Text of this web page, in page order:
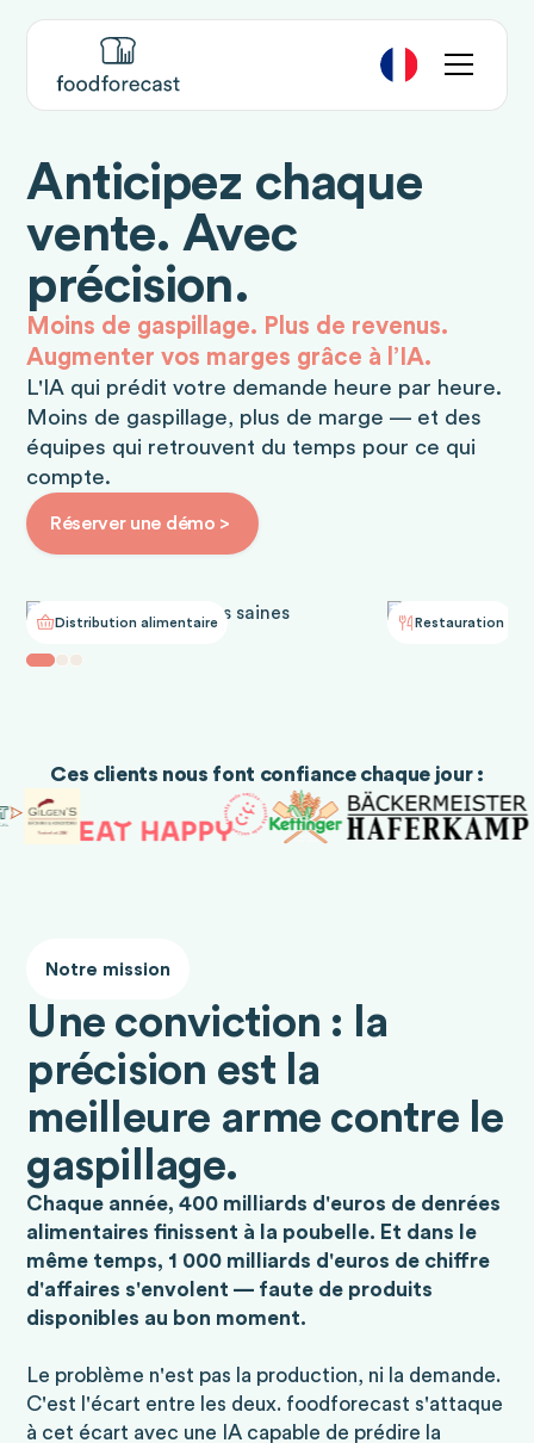
Anticipez chaque
vente. Avec
précision.
Moins de gaspillage. Plus de revenus.
Augmenter vos marges grâce à l’IA.
L'IA qui prédit votre demande heure par heure.
Moins de gaspillage, plus de marge — et des
équipes qui retrouvent du temps pour ce qui
compte.
Réserver une démo >
Distribution alimentaire Restauration
Ces clients nous font confiance chaque jour :
Notre mission
Une conviction : la
précision est la
meilleure arme contre le
gaspillage.
Chaque année, 400 milliards d'euros de denrées
alimentaires finissent à la poubelle. Et dans le
même temps, 1 000 milliards d'euros de chiffre
d'affaires s'envolent — faute de produits
disponibles au bon moment.
Le problème n'est pas la production, ni la demande.
C'est l'écart entre les deux. foodforecast s'attaque
à cet écart avec une IA capable de prédire la